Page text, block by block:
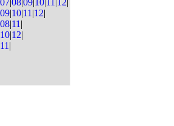
09|10|11 |12|
08|11 |
10|12|
11 |